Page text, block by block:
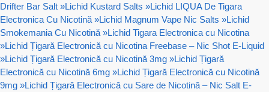
Drifter Bar Salt »Lichid Kustard Salts »Lichid LIQUA De Tigara
Electronica Cu Nicotină »Lichid Magnum Vape Nic Salts »Lichid
Smokemania Cu Nicotină »Lichid Tigara Electronica cu Nicotina
»Lichid Țigară Electronică cu Nicotina Freebase – Nic Shot E-Liquid
»Lichid Țigară Electronică cu Nicotină 3mg »Lichid Țigară
Electronică cu Nicotină 6mg »Lichid Țigară Electronică cu Nicotină
9mg »Lichid Țigară Electronică cu Sare de Nicotină – Nic Salt E-